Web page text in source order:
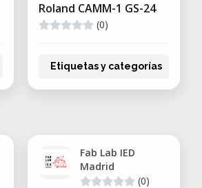
Roland CAMM-1 GS-24
(0)
Etiquetas y categorías
Fab Lab IED
Madrid
(0)